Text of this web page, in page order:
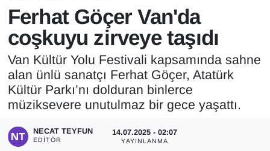
Ferhat Göçer Van'da
coşkuyu zirveye taşıdı
Van Kültür Yolu Festivali kapsamında sahne
alan ünlü sanatçı Ferhat Göçer, Atatürk
Kültür Parkı’nı dolduran binlerce
müziksevere unutulmaz bir gece yaşattı.
NECAT TEYFUN
EDITÖR
14.07.2025 - 02:07
YAYINLANMA
Biyografi
Bölge Haberleri
ÇEVRE
Dernekler, Odalar
Van Trafik Yoğunluk Haritası
Süper Lig Puan Durumu ve Fikstür
Tüm Manşetler
Haber Arşivi